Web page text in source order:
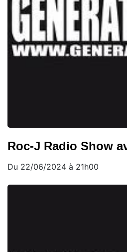
Roc-J Radio Show
Du 22/06/2024 à 21h00